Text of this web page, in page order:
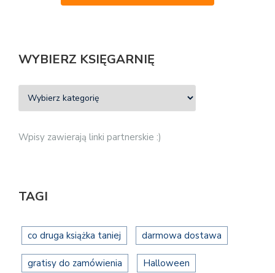
WYBIERZ KSIĘGARNIĘ
Wpisy zawierają linki partnerskie :)
TAGI
co druga książka taniej darmowa dostawa
gratisy do zamówienia Halloween